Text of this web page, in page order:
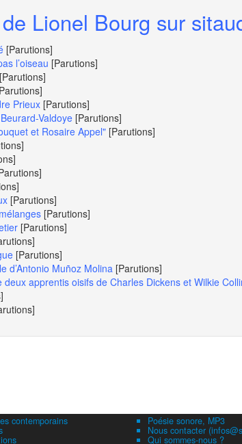
Lionel Bourg sur
[Parutions]
l’oiseau [Parutions]
[Parutions]
Prieux [Parutions]
Valdoye [Parutions]
et Rosaire Appel" [Parutions]
[Parutions]
[Parutions]
[Parutions]
[Parutions]
d’Antonio Muñoz Molina [Parutions]
apprentis oisifs de Charles Dickens et Wilkie
contemporains Poésie sonore, MP3
Nous contacter
Qui sommes-nous ?